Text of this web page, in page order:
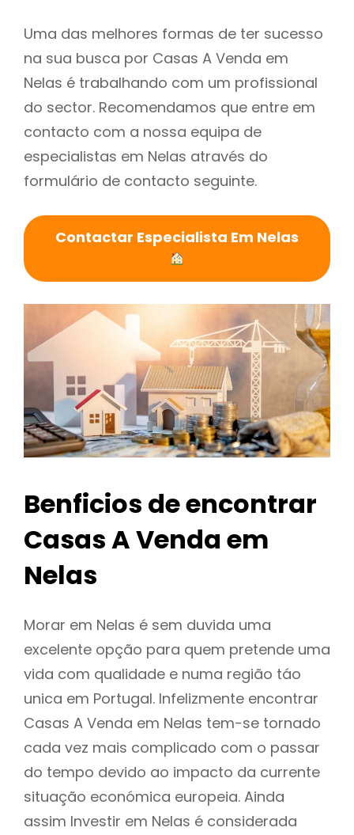
Uma das melhores formas de ter sucesso
na sua busca por Casas A Venda em
Nelas é trabalhando com um profissional
do sector. Recomendamos que entre em
contacto com a nossa equipa de
especialistas em Nelas através do
formulário de contacto seguinte.
Contactar Especialista Em Nelas
Benficios de encontrar
Casas A Venda em
Nelas
Morar em Nelas é sem duvida uma
excelente opção para quem pretende uma
vida com qualidade e numa região táo
unica em Portugal. Infelizmente encontrar
Casas A Venda em Nelas tem-se tornado
cada vez mais complicado com o passar
do tempo devido ao impacto da currente
situação económica europeia. Ainda
assim Investir em Nelas é considerada